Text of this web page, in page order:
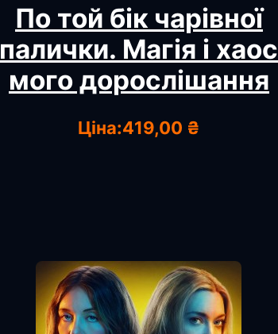
По той бік чарівної
палички. Магія і хаос
мого дорослішання
Ціна:419,00 ₴